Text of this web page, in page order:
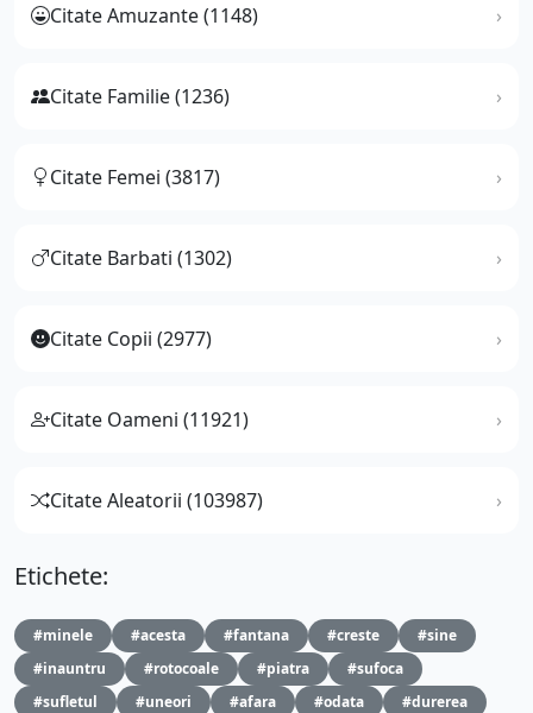
Citate Amuzante (1148)
Citate Familie (1236)
Citate Femei (3817)
Citate Barbati (1302)
Citate Copii (2977)
Citate Oameni (11921)
Citate Aleatorii (103987)
Etichete:
#minele #acesta #fantana #creste
#sine
#inauntru
#rotocoale #piatra
#sufoca
#sufletul
#uneori #afara #odata
#durerea